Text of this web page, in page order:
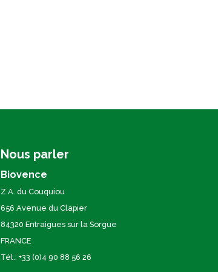
Nous parler
Biovence
Z.A. du Couquiou
656 Avenue du Clapier
84320 Entraigues sur la Sorgue
FRANCE
Tél.: +33 (0)4 90 88 56 26